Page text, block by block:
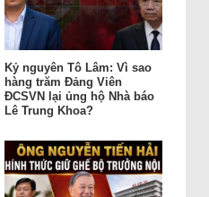
Kỷ nguyên Tô Lâm: Vì sao
hàng trăm Đảng Viên
ĐCSVN lại ủng hộ Nhà báo
Lê Trung Khoa?